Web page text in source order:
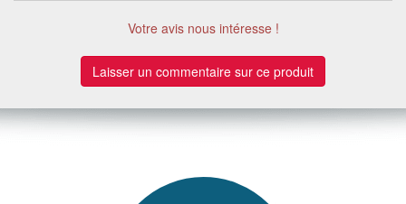
Votre avis nous intéresse !
Laisser un commentaire sur ce produit